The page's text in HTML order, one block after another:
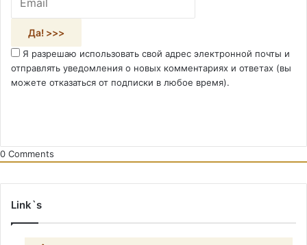
Я разрешаю использовать свой адрес электронной почты и
отправлять уведомления о новых комментариях и ответах (вы
можете отказаться от подписки в любое время).
0 Comments
Link`s